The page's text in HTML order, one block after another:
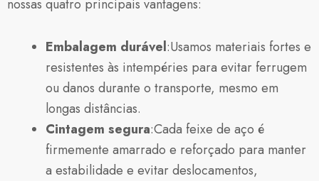
nossas quatro principais vantagens:
Embalagem durável:Usamos materiais fortes e
resistentes às intempéries para evitar ferrugem
ou danos durante o transporte, mesmo em
longas distâncias.
Cintagem segura:Cada feixe de aço é
firmemente amarrado e reforçado para manter
a estabilidade e evitar deslocamentos,